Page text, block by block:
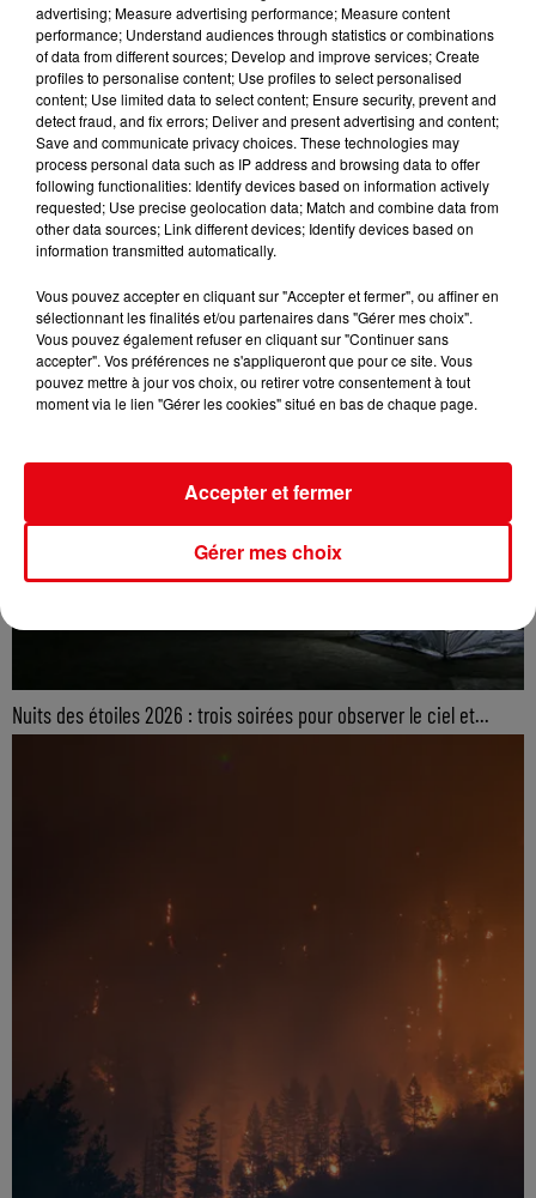
Trousse à pharmacie des vacances : les dix indispensables à
emporter
Nuits des étoiles 2026 : trois soirées pour observer le ciel et...
advertising; Measure advertising performance; Measure content
performance; Understand audiences through statistics or combinations
of data from different sources; Develop and improve services; Create
profiles to personalise content; Use profiles to select personalised
content; Use limited data to select content; Ensure security, prevent and
detect fraud, and fix errors; Deliver and present advertising and content;
Save and communicate privacy choices. These technologies may
process personal data such as IP address and browsing data to offer
following functionalities: Identify devices based on information actively
requested; Use precise geolocation data; Match and combine data from
other data sources; Link different devices; Identify devices based on
information transmitted automatically.
Vous pouvez accepter en cliquant sur "Accepter et fermer", ou affiner en
sélectionnant les finalités et/ou partenaires dans "Gérer mes choix".
Vous pouvez également refuser en cliquant sur "Continuer sans
accepter". Vos préférences ne s'appliqueront que pour ce site. Vous
pouvez mettre à jour vos choix, ou retirer votre consentement à tout
moment via le lien "Gérer les cookies" situé en bas de chaque page.
Gérer mes choix
Accepter et fermer